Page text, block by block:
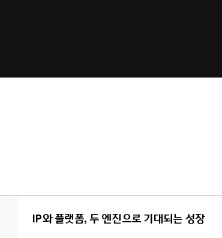
IP와 플랫폼, 두 엔진으로 기대되는 성장